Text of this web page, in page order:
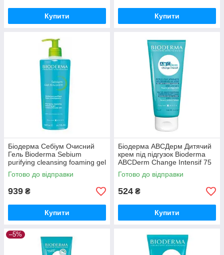
Купити Купити
Біодерма Себіум Очисний
Гель Bioderma Sebium
purifying cleansing foaming gel
500 мл
Готово до відправки
939 ₴
Купити
Біодерма АВСДерм Дитячий
крем під підгузок Вioderma
ABCDerm Change Intensif 75
мл
Готово до відправки
524 ₴
Купити
–5%